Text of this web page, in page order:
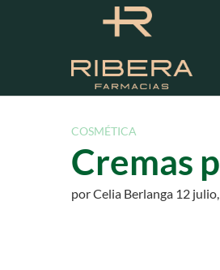
COSMÉTICA
Cremas
porCelia Berlanga 12